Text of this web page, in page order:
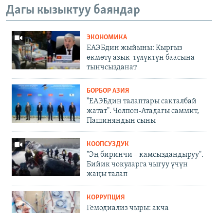
Дагы кызыктуу баяндар
ЭКОНОМИКА
ЕАЭБдин жыйыны: Кыргыз
өкмөтү азык-түлүктүн баасына
тынчсызданат
БОРБОР АЗИЯ
"ЕАЭБдин талаптары сакталбай
жатат". Чолпон-Атадагы саммит,
Пашиняндын сыны
КООПСУЗДУК
"Эң биринчи – камсыздандыруу".
Бийик чокуларга чыгуу үчүн
жаңы талап
КОРРУПЦИЯ
Гемодиализ чыры: акча